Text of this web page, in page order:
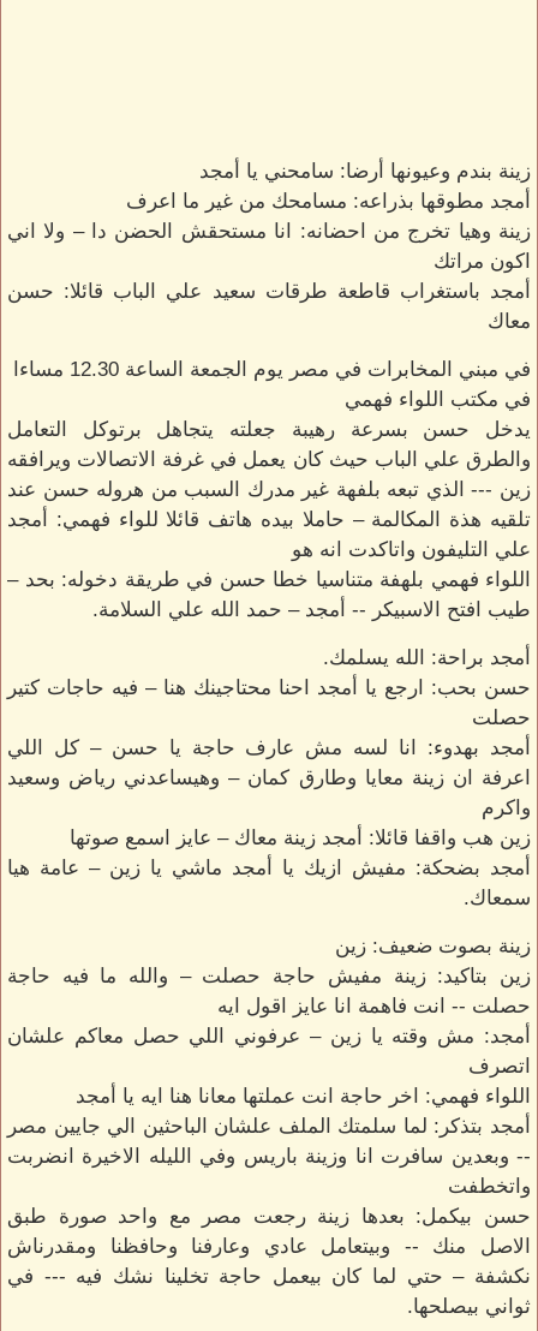
زينة بندم وعيونها أرضا: سامحني يا أمجد
أمجد مطوقها بذراعه: مسامحك من غير ما اعرف
زينة وهيا تخرج من احضانه: انا مستحقش الحضن دا – ولا اني
اكون مراتك
أمجد باستغراب قاطعة طرقات سعيد علي الباب قائلا: حسن
معاك
في مبني المخابرات في مصر يوم الجمعة الساعة 12.30 مساءا
في مكتب اللواء فهمي
يدخل حسن بسرعة رهيبة جعلته يتجاهل برتوكل التعامل
والطرق علي الباب حيث كان يعمل في غرفة الاتصالات ويرافقه
زين --- الذي تبعه بلفهة غير مدرك السبب من هروله حسن عند
تلقيه هذة المكالمة – حاملا بيده هاتف قائلا للواء فهمي: أمجد
علي التليفون واتاكدت انه هو
اللواء فهمي بلهفة متناسيا خطا حسن في طريقة دخوله: بحد –
طيب افتح الاسبيكر -- أمجد – حمد الله علي السلامة.
أمجد براحة: الله يسلمك.
حسن بحب: ارجع يا أمجد احنا محتاجينك هنا – فيه حاجات كتير
حصلت
أمجد بهدوء: انا لسه مش عارف حاجة يا حسن – كل اللي
اعرفة ان زينة معايا وطارق كمان – وهيساعدني رياض وسعيد
واكرم
زين هب واقفا قائلا: أمجد زينة معاك – عايز اسمع صوتها
أمجد بضحكة: مفيش ازيك يا أمجد ماشي يا زين – عامة هيا
سمعاك.
زينة بصوت ضعيف: زين
زين بتاكيد: زينة مفيش حاجة حصلت – والله ما فيه حاجة
حصلت -- انت فاهمة انا عايز اقول ايه
أمجد: مش وقته يا زين – عرفوني اللي حصل معاكم علشان
اتصرف
اللواء فهمي: اخر حاجة انت عملتها معانا هنا ايه يا أمجد
أمجد بتذكر: لما سلمتك الملف علشان الباحثين الي جايين مصر
-- وبعدين سافرت انا وزينة باريس وفي الليله الاخيرة انضربت
واتخطفت
حسن بيكمل: بعدها زينة رجعت مصر مع واحد صورة طبق
الاصل منك -- وبيتعامل عادي وعارفنا وحافظنا ومقدرناش
نكشفة – حتي لما كان بيعمل حاجة تخلينا نشك فيه --- في
ثواني بيصلحها.